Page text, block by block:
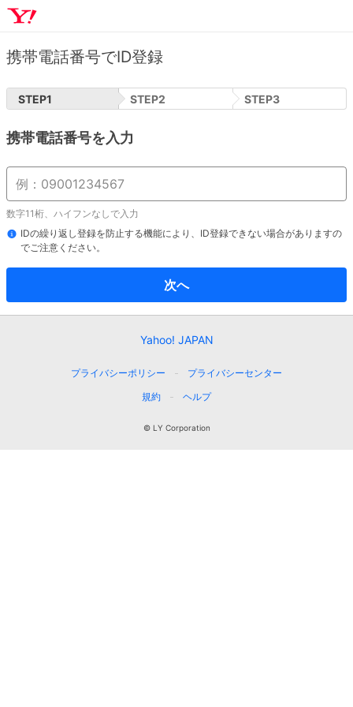
携帯電話番号でID登録
STEP1 STEP2 STEP3
携帯電話番号を入力
数字11桁、ハイフンなしで入力
IDの繰り返し登録を防止する機能により、ID登録できない場合がありますの
でご注意ください。
次へ
Yahoo! JAPAN
プライバシーポリシー
プライバシーセンター
規約
ヘルプ
© LY Corporation